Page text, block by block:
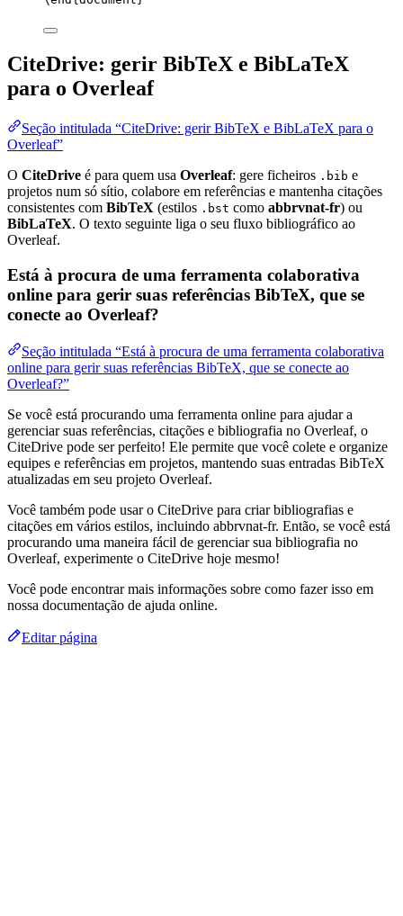
CiteDrive: gerir BibTeX e BibLaTeX
para o Overleaf
Seção intitulada “CiteDrive: gerir BibTeX e BibLaTeX para o
Overleaf”
O CiteDrive é para quem usa Overleaf: gere ficheiros .bib e
projetos num só sítio, colabore em referências e mantenha citações
consistentes com BibTeX (estilos .bst como abbrvnat-fr) ou
BibLaTeX. O texto seguinte liga o seu fluxo bibliográfico ao
Overleaf.
Está à procura de uma ferramenta colaborativa
online para gerir suas referências BibTeX, que se
conecte ao Overleaf?
Seção intitulada “Está à procura de uma ferramenta colaborativa
online para gerir suas referências BibTeX, que se conecte ao
Overleaf?”
Se você está procurando uma ferramenta online para ajudar a
gerenciar suas referências, citações e bibliografia no Overleaf, o
CiteDrive pode ser perfeito! Ele permite que você colete e organize
equipes e referências em projetos, mantendo suas entradas BibTeX
atualizadas em seu projeto Overleaf.
Você também pode usar o CiteDrive para criar bibliografias e
citações em vários estilos, incluindo abbrvnat-fr. Então, se você está
procurando uma maneira fácil de gerenciar sua bibliografia no
Overleaf, experimente o CiteDrive hoje mesmo!
Você pode encontrar mais informações sobre como fazer isso em
nossa documentação de ajuda online.
Editar página